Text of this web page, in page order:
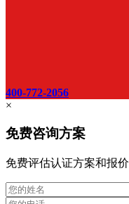
400-772-2056
×
免费咨询方案
免费评估认证方案和报价